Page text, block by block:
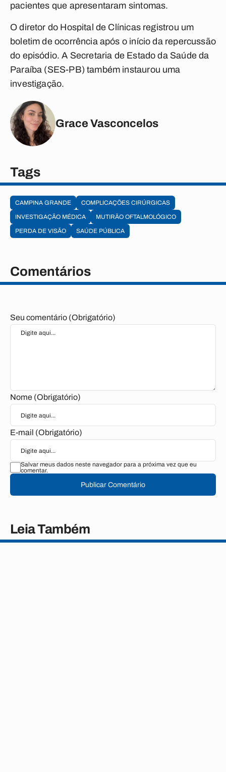
pacientes que apresentaram sintomas.
O diretor do Hospital de Clínicas registrou um
boletim de ocorrência após o início da repercussão
do episódio. A Secretaria de Estado da Saúde da
Paraíba (SES-PB) também instaurou uma
investigação.
Grace Vasconcelos
Tags
CAMPINA GRANDE
COMPLICAÇÕES CIRÚRGICAS
INVESTIGAÇÃO MÉDICA
MUTIRÃO OFTALMOLÓGICO
PERDA DE VISÃO
SAÚDE PÚBLICA
Comentários
Seu comentário (Obrigatório)
Nome (Obrigatório)
E-mail (Obrigatório)
Salvar meus dados neste navegador para a próxima vez que eu
comentar.
Publicar Comentário
Leia Também